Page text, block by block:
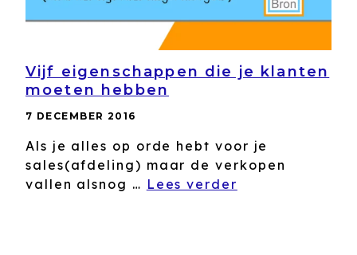
Vijf eigenschappen die je klanten
moeten hebben
7 DECEMBER 2016
Als je alles op orde hebt voor je
sales(afdeling) maar de verkopen
vallen alsnog … Lees verder